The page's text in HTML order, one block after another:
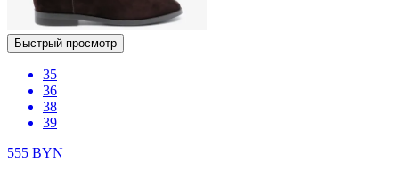
Быстрый просмотр
35
36
38
39
555 BYN